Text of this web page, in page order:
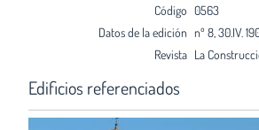
Código 0563
Datos de la edición nº 8, 30.IV.
Revista La
Edificios referenciados